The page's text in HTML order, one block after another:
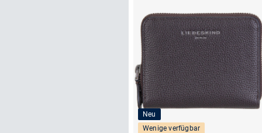
Neu
Wenige verfügbar